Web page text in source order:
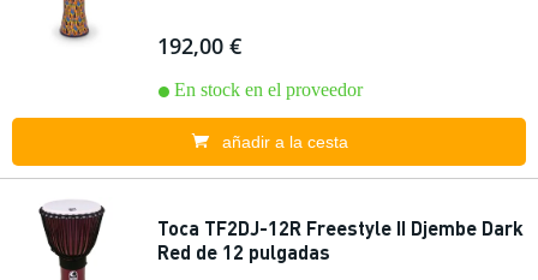
192,00 €
En stock en el proveedor
añadir a la cesta
Toca TF2DJ-12R Freestyle II Djembe Dark
Red de 12 pulgadas